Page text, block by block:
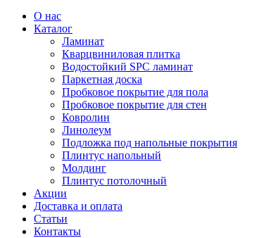
О нас
Каталог
Ламинат
Кварцвиниловая плитка
Водостойкий SPC ламинат
Паркетная доска
Пробковое покрытие для пола
Пробковое покрытие для стен
Ковролин
Линолеум
Подложка под напольные покрытия
Плинтус напольный
Молдинг
Плинтус потолочный
Акции
Доставка и оплата
Cтатьи
Контакты